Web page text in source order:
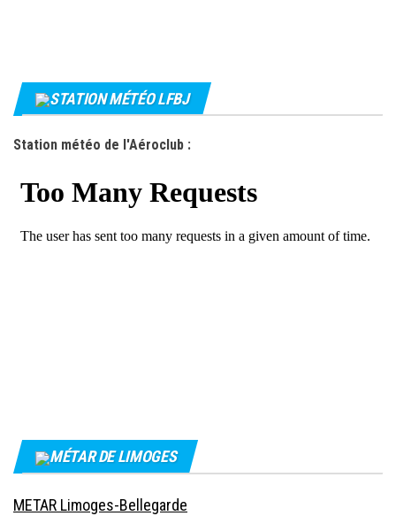
STATION MÉTÉO LFBJ
Station météo de l'Aéroclub :
MÉTAR DE LIMOGES
METAR Limoges-Bellegarde